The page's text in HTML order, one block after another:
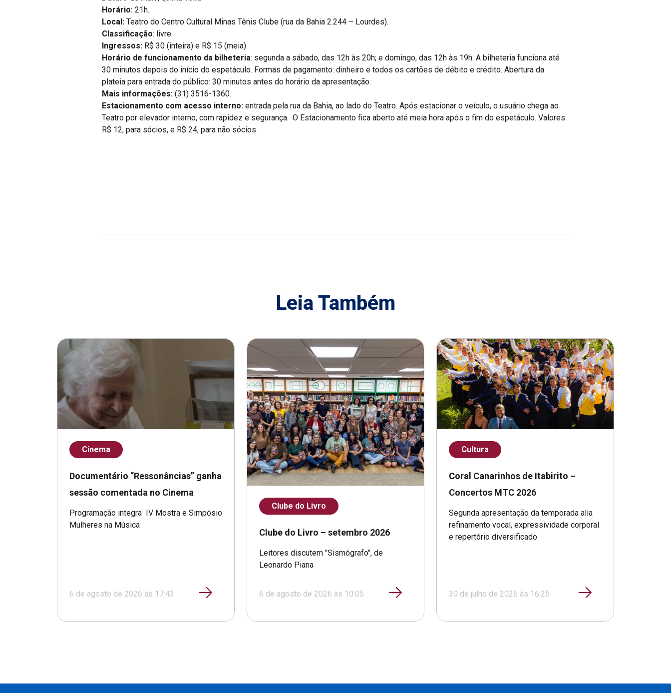
Horário: 21h.
Local: Teatro do Centro Cultural Minas Tênis Clube (rua da Bahia 2.244 – Lourdes).
Classificação: livre.
Ingressos: R$ 30 (inteira) e R$ 15 (meia).
Horário de funcionamento da bilheteria: segunda a sábado, das 12h às 20h; e domingo, das 12h às 19h. A bilheteria funciona até
30 minutos depois do início do espetáculo. Formas de pagamento: dinheiro e todos os cartões de débito e crédito. Abertura da
plateia para entrada do público: 30 minutos antes do horário da apresentação.
Mais informações: (31) 3516-1360.
Estacionamento com acesso interno: entrada pela rua da Bahia, ao lado do Teatro. Após estacionar o veículo, o usuário chega ao
Teatro por elevador interno, com rapidez e segurança. O Estacionamento fica aberto até meia hora após o fim do espetáculo. Valores:
R$ 12, para sócios, e R$ 24, para não sócios.
Leia Também
Cinema
Documentário “Ressonâncias” ganha
sessão comentada no Cinema
Programação integra IV Mostra e Simpósio
Mulheres na Música
6 de agosto de 2026 às 17:43
Clube do Livro
Clube do Livro – setembro 2026
Leitores discutem "Sismógrafo", de
Leonardo Piana
6 de agosto de 2026 às 10:05
Cultura
Coral Canarinhos de Itabirito –
Concertos MTC 2026
Segunda apresentação da temporada alia
refinamento vocal, expressividade corporal
e repertório diversificado
30 de julho de 2026 às 16:25